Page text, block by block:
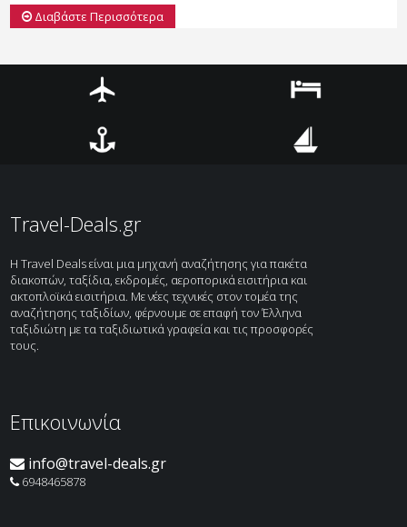
Διαβάστε Περισσότερα
Travel-Deals.gr
H Travel Deals είναι μια μηχανή αναζήτησης για πακέτα
διακοπών, ταξίδια, εκδρομές, αεροπορικά εισιτήρια και
ακτοπλοϊκά εισιτήρια. Με νέες τεχνικές στον τομέα της
αναζήτησης ταξιδίων, φέρνουμε σε επαφή τον Έλληνα
ταξιδιώτη με τα ταξιδιωτικά γραφεία και τις προσφορές
τους.
Επικοινωνία
info@travel-deals.gr
6948465878